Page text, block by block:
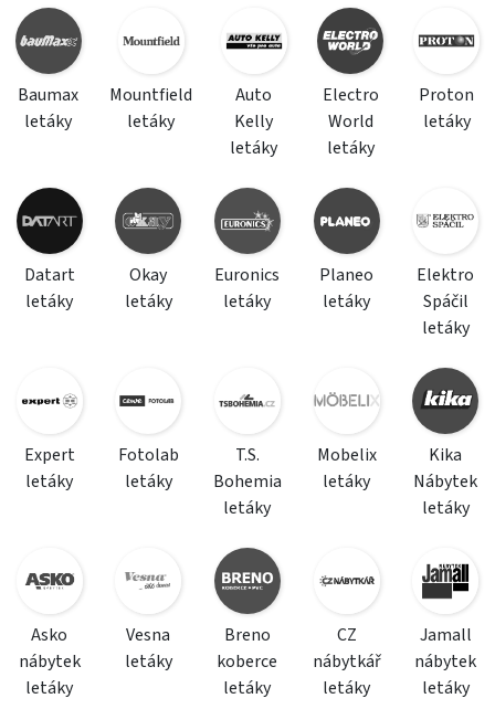
Baumax
letáky
Mountfield
letáky
Auto
Kelly
letáky
Electro
World
letáky
Proton
letáky
Datart
letáky
Okay
letáky
Euronics
letáky
Planeo
letáky
Elektro
Spáčil
letáky
Expert
letáky
Fotolab
letáky
T.S.
Bohemia
letáky
Mobelix
letáky
Kika
Nábytek
letáky
Asko
nábytek
letáky
Vesna
letáky
Breno
koberce
letáky
CZ
nábytkář
letáky
Jamall
nábytek
letáky